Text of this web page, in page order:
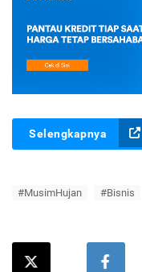
Selengkapnya
#MusimHujan #Bisnis